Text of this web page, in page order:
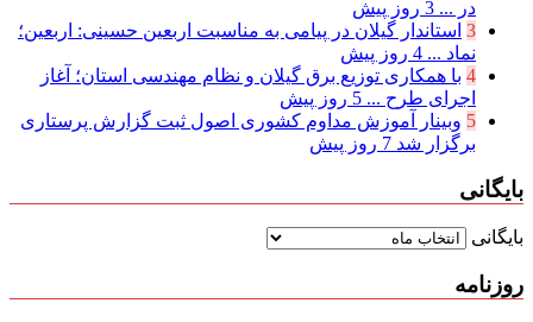
در ... 3 روز پیش
3 استاندار گیلان در پیامی به مناسبت اربعین حسینی: اربعین؛
نماد ... 4 روز پیش
4 با همکاری توزیع برق گیلان و نظام مهندسی استان؛ آغاز
اجرای طرح ... 5 روز پیش
5 وبینار آموزش مداوم کشوری اصول ثبت گزارش پرستاری
برگزار شد 7 روز پیش
بایگانی
بایگانی
روزنامه